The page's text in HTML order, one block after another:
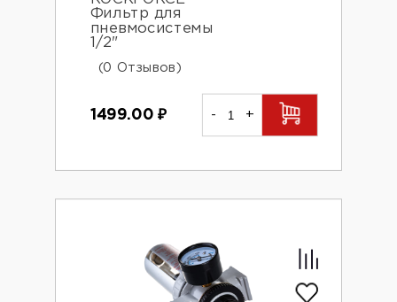
Фильтр для
пневмосистемы
1/2"
(0 Отзывов)
1499.00₽ - +